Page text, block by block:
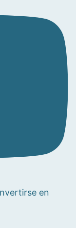
en